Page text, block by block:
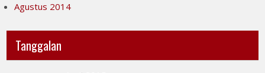
Agustus 2014
Tanggalan